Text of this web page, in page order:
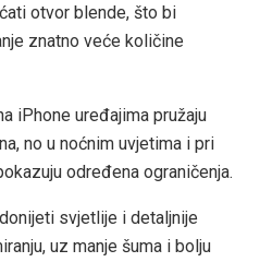
otvor blende, što bi
znatno veće količine
iPhone uređajima pružaju
no u noćnim uvjetima i pri
određena ograničenja.
svjetlije i detaljnije
uz manje šuma i bolju